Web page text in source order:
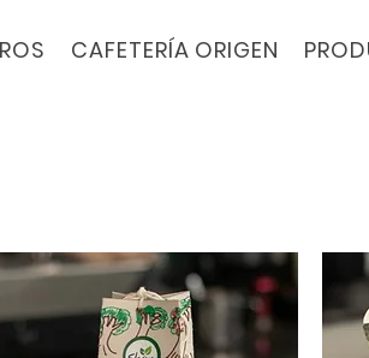
CAFETERÍA ORIGEN